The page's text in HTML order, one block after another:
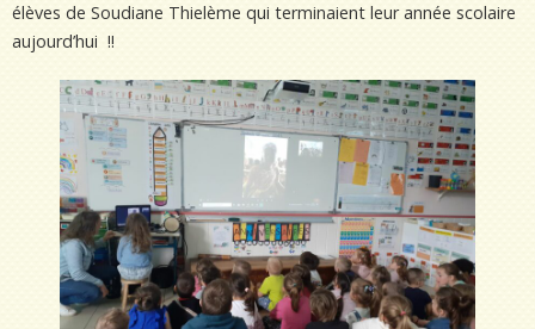
élèves de Soudiane Thielème qui terminaient leur année scolaire
aujourd’hui !!